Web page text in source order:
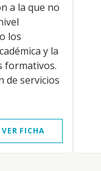
a la que no
los
y la
formativos.
de servicios
VER FICHA